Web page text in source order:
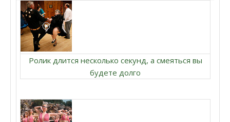
Ролик длится несколько секунд, а смеяться вы
будете долго